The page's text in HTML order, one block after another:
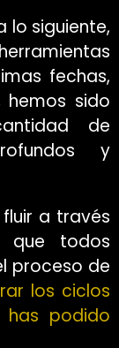
lo siguiente,
fechas,
hemos sido
de
y
a través
todos
proceso de
los ciclos
podido